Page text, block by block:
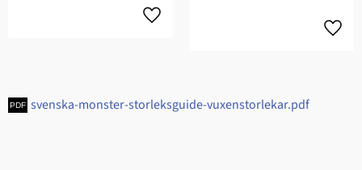
svenska-monster-storleksguide-vuxenstorlekar.pdf